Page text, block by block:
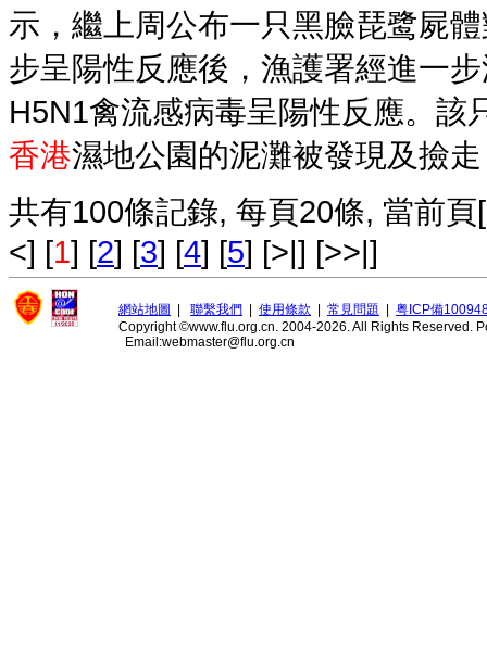
示，繼上周公布一只黑臉琵鹭屍
步呈陽性反應後，漁護署經進一
H5N1禽流感病毒呈陽性反應。該
香港濕地公園的泥灘被發現及撿
共有100條記錄, 每頁20條, 當前
<] [1] [2] [3] [4] [5] [>|] [>>|]
網站地圖 聯繫我們 使用條款 常見問題
粤ICP備
Copyright ©www.flu.org.cn. 2004-2026. All Rights Reserved.
Email:webmaster@flu.org.cn